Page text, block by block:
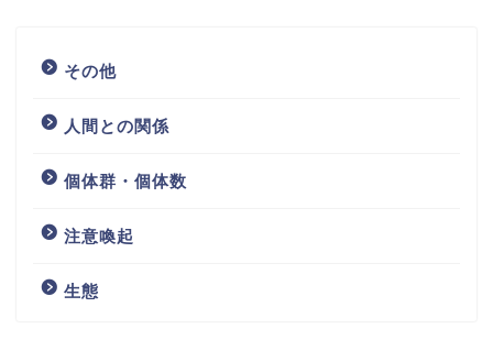
その他
人間との関係
個体群・個体数
注意喚起
生態